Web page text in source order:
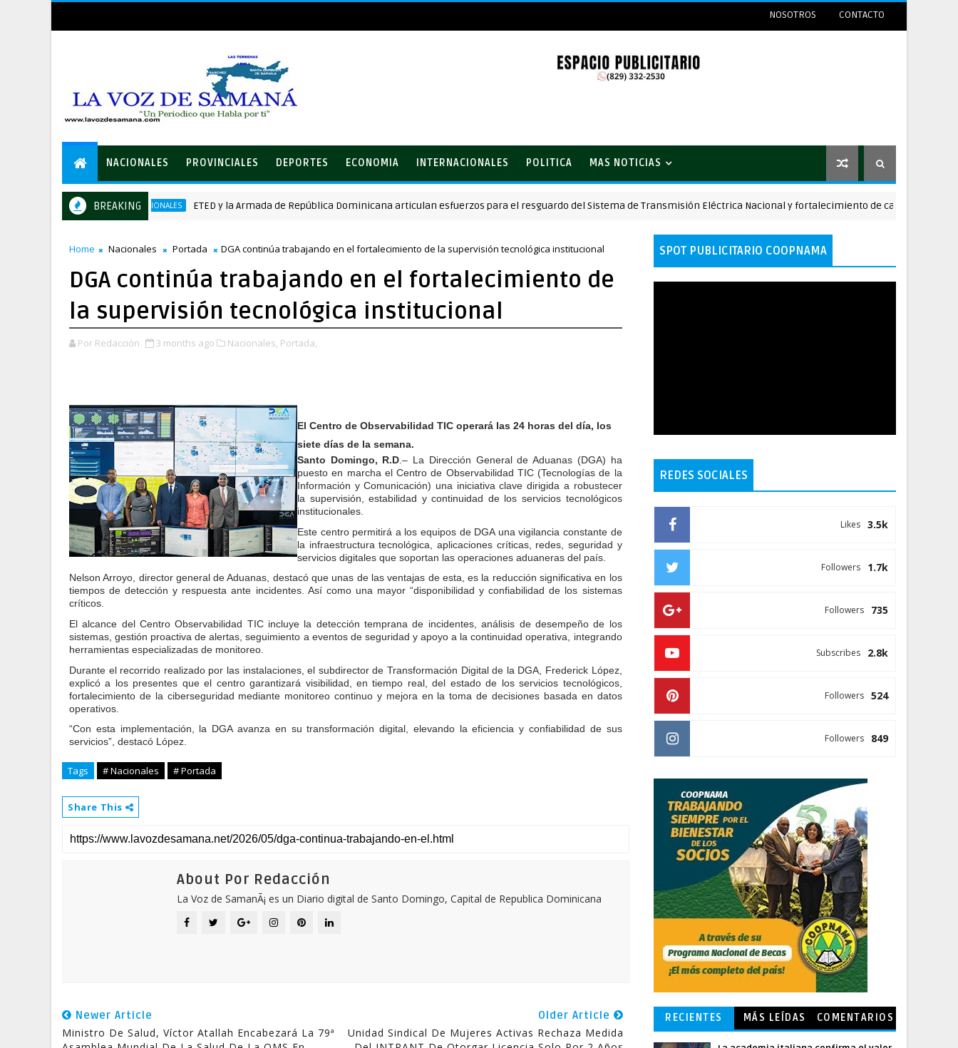
NOSOTROS CONTACTO
NACIONALES PROVINCIALES DEPORTES ECONOMIA INTERNACIONALES POLITICA MAS NOTICIAS
BREAKING
NACIONALES ETED y la Armada de República Dominicana articulan esfuerzos para el resguardo del Sistema de Transmisión Eléctrica Nacional y fortalecimiento de capacidades.
Home Nacionales Portada DGA continúa trabajando en el fortalecimiento de la supervisión tecnológica institucional
DGA continúa trabajando en el fortalecimiento de
la supervisión tecnológica institucional
Por Redacción 3 months ago Nacionales, Portada,
El Centro de Observabilidad TIC operará las 24 horas del día, los
siete días de la semana.
Santo Domingo, R.D .– La Dirección General de Aduanas (DGA) ha
puesto en marcha el Centro de Observabilidad TIC (Tecnologías de la
Información y Comunicación) una iniciativa clave dirigida a robustecer
la supervisión, estabilidad y continuidad de los servicios tecnológicos
institucionales.
Este centro permitirá a los equipos de DGA una vigilancia constante de
la infraestructura tecnológica, aplicaciones críticas, redes, seguridad y
servicios digitales que soportan las operaciones aduaneras del país.
Nelson Arroyo, director general de Aduanas, destacó que unas de las ventajas de esta, es la reducción significativa en los
tiempos de detección y respuesta ante incidentes. Así como una mayor “disponibilidad y confiabilidad de los sistemas
críticos.
El alcance del Centro Observabilidad TIC incluye la detección temprana de incidentes, análisis de desempeño de los
sistemas, gestión proactiva de alertas, seguimiento a eventos de seguridad y apoyo a la continuidad operativa, integrando
herramientas especializadas de monitoreo.
Durante el recorrido realizado por las instalaciones, el subdirector de Transformación Digital de la DGA, Frederick López,
explicó a los presentes que el centro garantizará visibilidad, en tiempo real, del estado de los servicios tecnológicos,
fortalecimiento de la ciberseguridad mediante monitoreo continuo y mejora en la toma de decisiones basada en datos
operativos.
“Con esta implementación, la DGA avanza en su transformación digital, elevando la eficiencia y confiabilidad de sus
servicios”, destacó López.
Tags # Nacionales # Portada
Share This
About Por Redacción
La Voz de SamanÃ¡ es un Diario digital de Santo Domingo, Capital de Republica Dominicana
Newer Article
Ministro De Salud, Víctor Atallah Encabezará La 79ª
Older Article
Unidad Sindical De Mujeres Activas Rechaza Medida
SPOT PUBLICITARIO COOPNAMA
REDES SOCIALES
3.5k
Likes
1.7k
Followers
735
Followers
2.8k
Subscribes
524
Followers
849
Followers
RECIENTES MÁS LEÍDAS COMENTARIOS